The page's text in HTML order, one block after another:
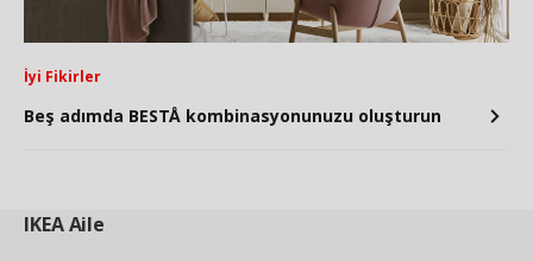
İyi Fikirler
Beş adımda BESTÅ kombinasyonunuzu oluşturun
IKEAAile